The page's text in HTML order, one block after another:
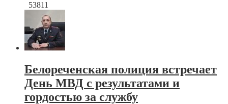
53811
Белореченская полиция встречает
День МВД с результатами и
гордостью за службу